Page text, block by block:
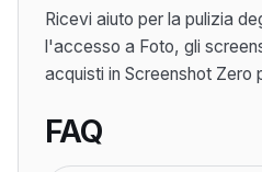
Ricevi aiuto per la pulizia
l'accesso a Foto, gli
acquisti in Screenshot Zero
FAQ